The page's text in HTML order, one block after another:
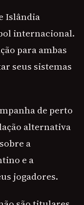
Islândia
internacional.
para ambas
seus sistemas
de perto
alternativa
a
e a
jogadores.